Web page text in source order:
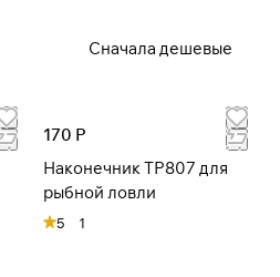
Сначала дешевые
170 Р
Наконечник TP807 для
рыбной ловли
5 1